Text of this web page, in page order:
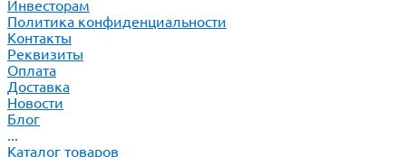
Инвесторам
Политика конфиденциальности
Контакты
Реквизиты
Оплата
Доставка
Новости
Блог
...
Каталог товаров